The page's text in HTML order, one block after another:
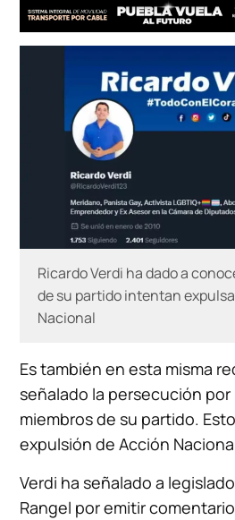
Ricardo Verdi ha dado a
de su partido intentan
Nacional
Es también en esta misma
señalado la persecución
miembros de su partido.
expulsión de Acción
Verdi ha señalado a
Rangel por emitir